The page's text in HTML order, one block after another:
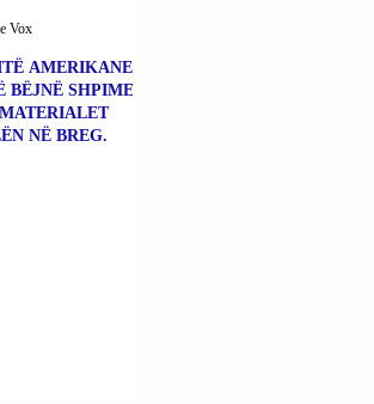
AMERIKANE
BËJNË SHPIME
NË BREG.
Vox